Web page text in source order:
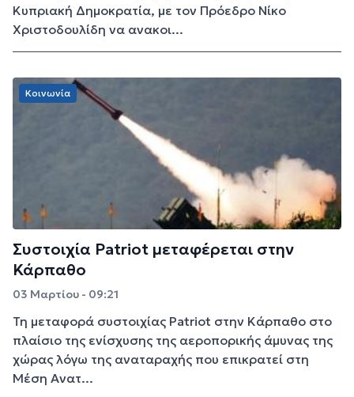
Κυπριακή Δημοκρατία, με τον Πρόεδρο Νίκο
Χριστοδουλίδη να ανακοι...
Κοινωνία
Συστοιχία Patriot μεταφέρεται στην
Κάρπαθο
03 Μαρτίου - 09:21
Τη μεταφορά συστοιχίας Patriot στην Κάρπαθο στo
πλαίσιo της ενίσχυσης της αεροπορικής άμυνας της
χώρας λόγω της αναταραχής που επικρατεί στη
Μέση Ανατ...